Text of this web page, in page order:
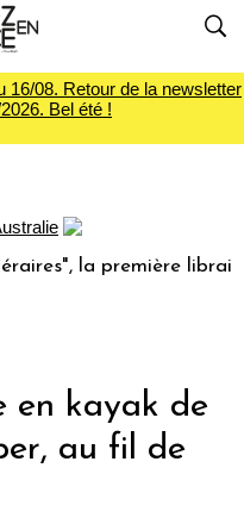
16/08. Retour de la newsletter
Bel été !
la première librairie du
en kayak de
au fil de